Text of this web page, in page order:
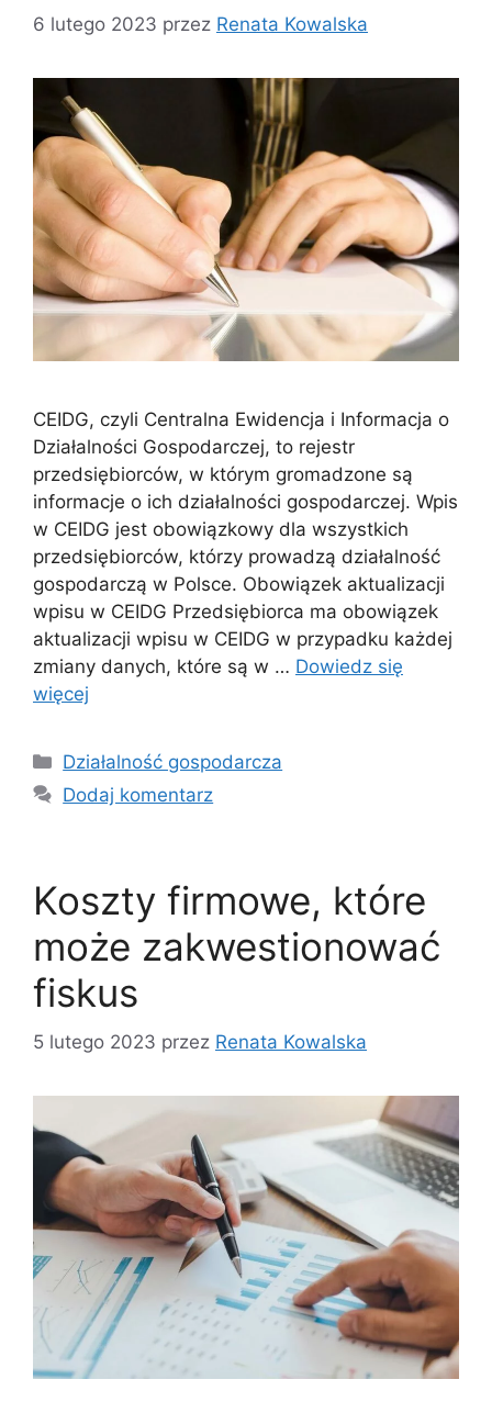
6 lutego 2023 przez Renata Kowalska
CEIDG, czyli Centralna Ewidencja i Informacja o
Działalności Gospodarczej, to rejestr
przedsiębiorców, w którym gromadzone są
informacje o ich działalności gospodarczej. Wpis
w CEIDG jest obowiązkowy dla wszystkich
przedsiębiorców, którzy prowadzą działalność
gospodarczą w Polsce. Obowiązek aktualizacji
wpisu w CEIDG Przedsiębiorca ma obowiązek
aktualizacji wpisu w CEIDG w przypadku każdej
zmiany danych, które są w … Dowiedz się
więcej
Kategorie
Działalność gospodarcza
Dodaj komentarz
Koszty firmowe, które
może zakwestionować
fiskus
5 lutego 2023 przez Renata Kowalska